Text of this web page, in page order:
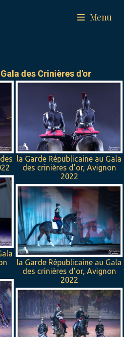
Menu
des Crinières d'or
la Garde Républicaine au Gala
des crinières d'or, Avignon
2022
la Garde Républicaine au Gala
des crinières d'or, Avignon
2022